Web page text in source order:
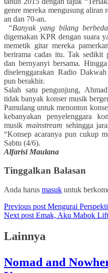
genre mereka mengusung aliran
an dan 70-an.
“Banyak yang bilang
digemakan KPR dengan suara
memetik gitar mereka
berirama cadas itu. Tak
dan bernyanyi bersama.
diselenggarakan Radio
pun berakhir.
Salah satu pengunjung,
tidak banyak konser musik
Pamulang untuk menonton
kebanyakan penyelenggara
musik mainstream sehingga
“Konsep acaranya pun cukup
Sabtu (4/6).
Alfarisi Maulana
Tinggalkan Balasan
Anda harus masuk untuk
Previous post Mengurai
Next post Emak, Aku Mabok Lift
Lainnya
Nomad and